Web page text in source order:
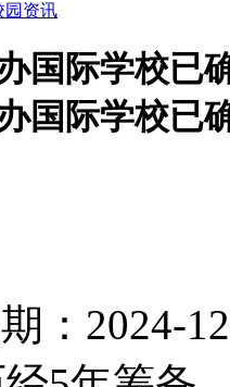
园资讯
国际学校已
国际学校已
期：2024-